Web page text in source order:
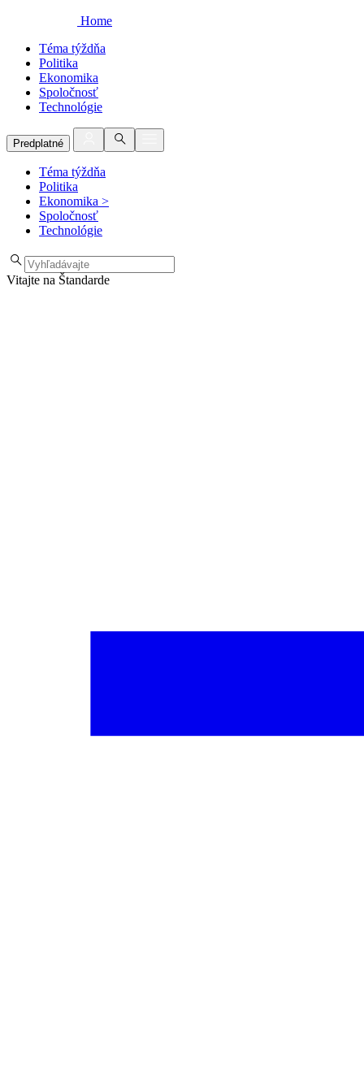
Home
Téma týždňa
Politika
Ekonomika
Spoločnosť
Technológie
Predplatné
Téma týždňa
Politika
Ekonomika >
Spoločnosť
Technológie
Vitajte na Štandarde